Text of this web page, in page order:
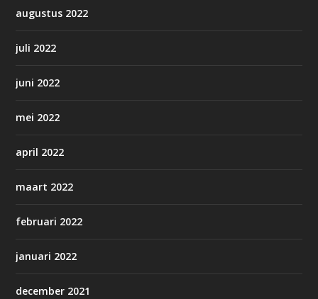
augustus 2022
juli 2022
juni 2022
mei 2022
april 2022
maart 2022
februari 2022
januari 2022
december 2021